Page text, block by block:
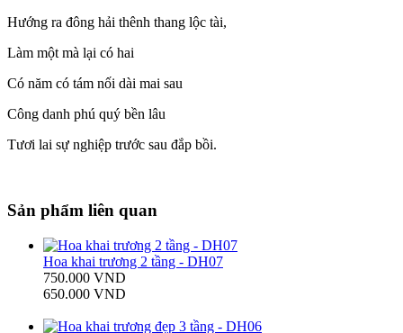
Hướng ra đông hải thênh thang lộc tài,
Làm một mà lại có hai
Có năm có tám nối dài mai sau
Công danh phú quý bền lâu
Tươi lai sự nghiệp trước sau đắp bồi.
Sản phẩm liên quan
Hoa khai trương 2 tầng - DH07
750.000 VND
650.000 VND